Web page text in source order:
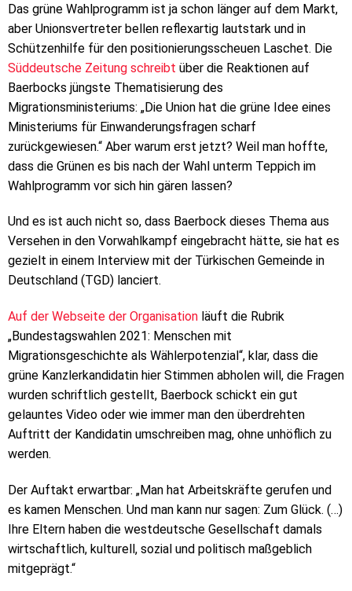
Das grüne Wahlprogramm ist ja schon länger auf dem Markt,
aber Unionsvertreter bellen reflexartig lautstark und in
Schützenhilfe für den positionierungsscheuen Laschet. Die
Süddeutsche Zeitung schreibt über die Reaktionen auf
Baerbocks jüngste Thematisierung des
Migrationsministeriums: „Die Union hat die grüne Idee eines
Ministeriums für Einwanderungsfragen scharf
zurückgewiesen.“ Aber warum erst jetzt? Weil man hoffte,
dass die Grünen es bis nach der Wahl unterm Teppich im
Wahlprogramm vor sich hin gären lassen?
Und es ist auch nicht so, dass Baerbock dieses Thema aus
Versehen in den Vorwahlkampf eingebracht hätte, sie hat es
gezielt in einem Interview mit der Türkischen Gemeinde in
Deutschland (TGD) lanciert.
Auf der Webseite der Organisation läuft die Rubrik
„Bundestagswahlen 2021: Menschen mit
Migrationsgeschichte als Wählerpotenzial“, klar, dass die
grüne Kanzlerkandidatin hier Stimmen abholen will, die Fragen
wurden schriftlich gestellt, Baerbock schickt ein gut
gelauntes Video oder wie immer man den überdrehten
Auftritt der Kandidatin umschreiben mag, ohne unhöflich zu
werden.
Der Auftakt erwartbar: „Man hat Arbeitskräfte gerufen und
es kamen Menschen. Und man kann nur sagen: Zum Glück. (…)
Ihre Eltern haben die westdeutsche Gesellschaft damals
wirtschaftlich, kulturell, sozial und politisch maßgeblich
mitgeprägt.“